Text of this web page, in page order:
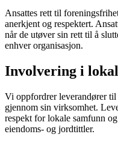
Ansattes rett til
anerkjent og respektert.
når de utøver sin rett til å
enhver organisasjon.
Involvering i
Vi oppfordrer leverandører
gjennom sin virksomhet.
respekt for lokale samfunn
eiendoms‑ og jordtittler.